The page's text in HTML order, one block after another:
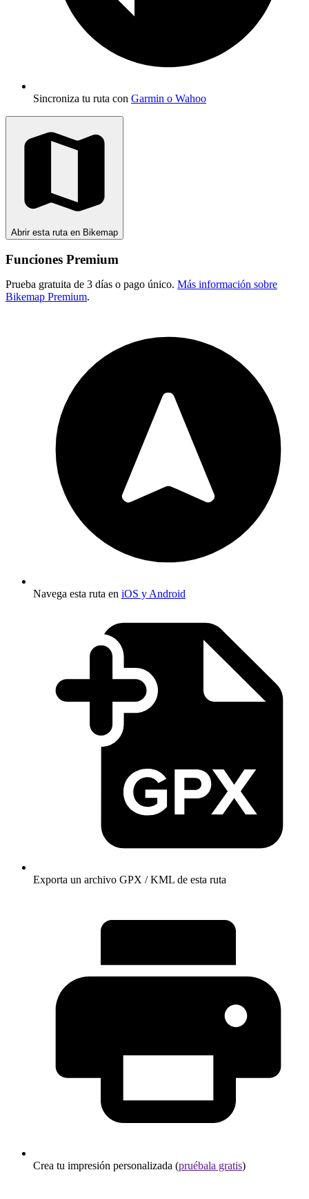
Sincroniza tu ruta con Garmin o Wahoo
Abrir esta ruta en Bikemap
Funciones Premium
Prueba gratuita de 3 días o pago único. Más información sobre
Bikemap Premium.
Navega esta ruta en iOS y Android
Exporta un archivo GPX / KML de esta ruta
Crea tu impresión personalizada (pruébala gratis)